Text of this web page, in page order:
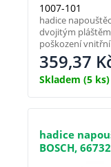
1007-101
359,37
Skladem (5 ks)
hadice
dvojitým
poškození
hadice
BOSCH,